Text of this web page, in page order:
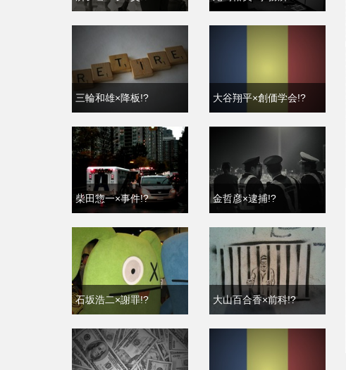
三輪和雄×降板!? 大谷翔平×創価学会!?
柴田惣一×事件!? 金哲彦×逮捕!?
石坂浩二×謝罪!? 大山百合香×前科!?